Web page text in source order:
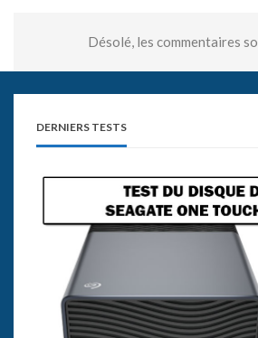
Désolé, les commentaires
DERNIERS TESTS